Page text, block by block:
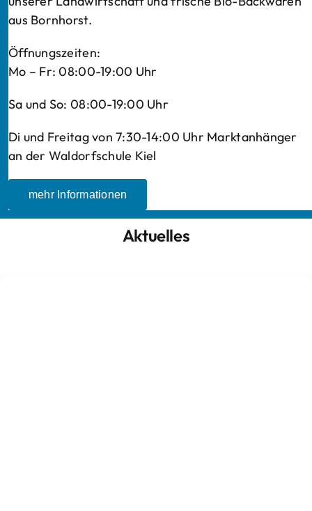
aus Bornhorst.
Öffnungszeiten:
Mo – Fr: 08:00-19:00 Uhr
Sa und So: 08:00-19:00 Uhr
Di und Freitag von 7:30-14:00 Uhr Marktanhänger
an der Waldorfschule Kiel
mehr Informationen
Aktuelles